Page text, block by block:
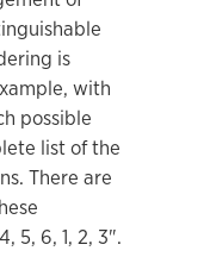
is
with
possible
list of the
There are
5, 6, 1, 2, 3".